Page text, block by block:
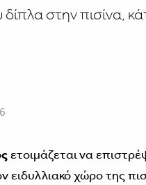
στην πισίνα,
ετοιμάζεται να
ειδυλλιακό χώρο της